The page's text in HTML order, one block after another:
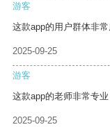
游客
这款app的用户群体非
2025-09-25
游客
这款app的老师非常专
2025-09-25